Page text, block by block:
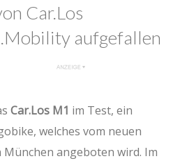
Car.Los
aufgefallen
Car.Los M1 im Test, ein
welches vom neuen
angeboten wird. Im